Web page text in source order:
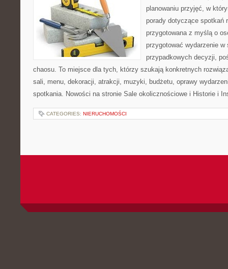
planowaniu przyjęć, w
porady dotyczące spotkań
przygotowana z myślą o
przygotować wydarzenie
przypadkowych decyzji,
chaosu. To miejsce dla tych, którzy szukają konkretnych
sali, menu, dekoracji, atrakcji, muzyki, budżetu, oprawy
spotkania. Nowości na stronie Sale okolicznościowe i Historie i
CATEGORIES: NIERUCHOMOŚCI